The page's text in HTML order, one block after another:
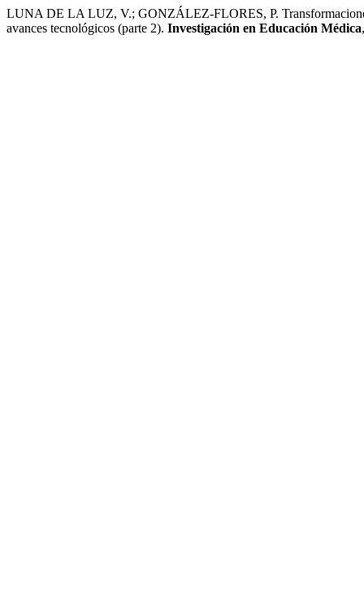
LUNA DE LA LUZ, V.; GONZÁLEZ-FLORES, P.
avances tecnológicos (parte 2). Investigación en Educación Médica